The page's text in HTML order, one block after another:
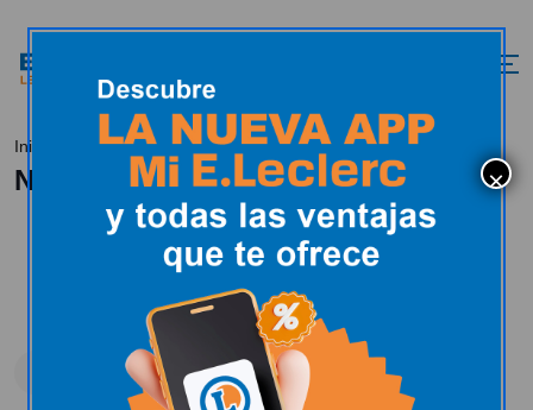
Inicio Novedades Nueva Sala de Lactancia
Nueva Sala de Lactancia